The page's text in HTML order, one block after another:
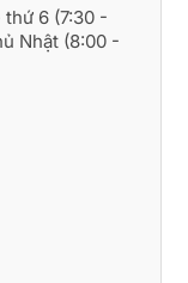
6 (7:30 -
Nhật (8:00 -